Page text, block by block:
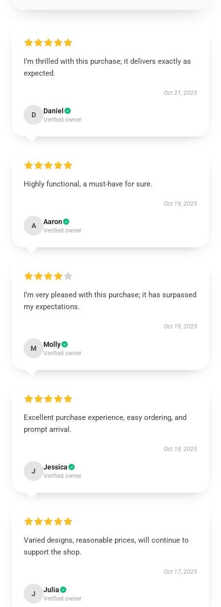
I’m thrilled with this purchase; it delivers exactly as
expected.
Oct 21, 2025
D Daniel
Verified owner
Highly functional, a must-have for sure.
Oct 19, 2025
A Aaron
Verified owner
I’m very pleased with this purchase; it has surpassed
my expectations.
Oct 19, 2025
M Molly
Verified owner
Excellent purchase experience, easy ordering, and
prompt arrival.
Oct 18, 2025
J Jessica
Verified owner
Varied designs, reasonable prices, will continue to
support the shop.
Oct 17, 2025
J Julia
Verified owner